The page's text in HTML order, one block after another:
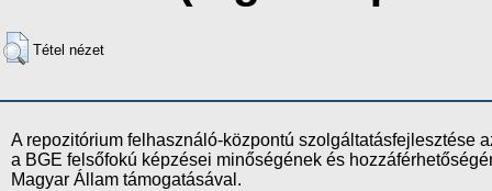
Tétel nézet
A repozitórium felhasználó-központú szolgáltatásfejlesztése
a BGE felsőfokú képzései minőségének és
Magyar Állam támogatásával.